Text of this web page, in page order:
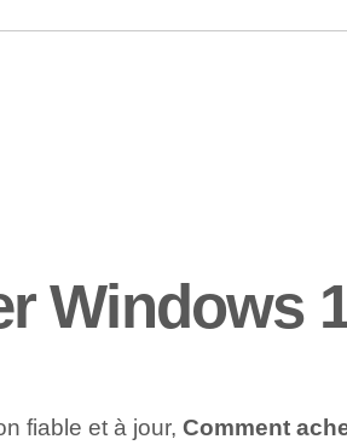
Windows
fiable et à jour, Comment